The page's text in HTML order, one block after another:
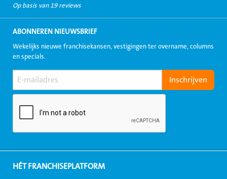
Op basis van 19 reviews
ABONNEREN NIEUWSBRIEF
Wekelijks nieuwe franchisekansen, vestigingen ter overname, columns
en specials.
HÉT FRANCHISEPLATFORM